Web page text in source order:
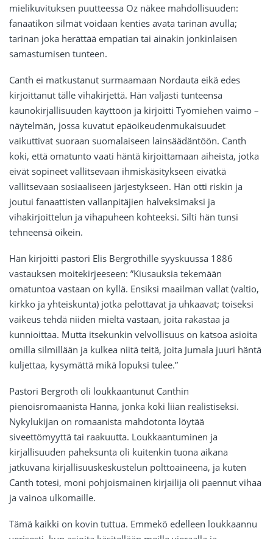
mielikuvituksen puutteessa Oz näkee mahdollisuuden:
fanaatikon silmät voidaan kenties avata tarinan avulla;
tarinan joka herättää empatian tai ainakin jonkinlaisen
samastumisen tunteen.
Canth ei matkustanut surmaamaan Nordauta eikä edes
kirjoittanut tälle vihakirjettä. Hän valjasti tunteensa
kaunokirjallisuuden käyttöön ja kirjoitti Työmiehen vaimo –
näytelmän, jossa kuvatut epäoikeudenmukaisuudet
vaikuttivat suoraan suomalaiseen lainsäädäntöön. Canth
koki, että omatunto vaati häntä kirjoittamaan aiheista, jotka
eivät sopineet vallitsevaan ihmiskäsitykseen eivätkä
vallitsevaan sosiaaliseen järjestykseen. Hän otti riskin ja
joutui fanaattisten vallanpitäjien halveksimaksi ja
vihakirjoittelun ja vihapuheen kohteeksi. Silti hän tunsi
tehneensä oikein.
Hän kirjoitti pastori Elis Bergrothille syyskuussa 1886
vastauksen moitekirjeeseen: ”Kiusauksia tekemään
omatuntoa vastaan on kyllä. Ensiksi maailman vallat (valtio,
kirkko ja yhteiskunta) jotka pelottavat ja uhkaavat; toiseksi
vaikeus tehdä niiden mieltä vastaan, joita rakastaa ja
kunnioittaa. Mutta itsekunkin velvollisuus on katsoa asioita
omilla silmillään ja kulkea niitä teitä, joita Jumala juuri häntä
kuljettaa, kysymättä mikä lopuksi tulee.”
Pastori Bergroth oli loukkaantunut Canthin
pienoisromaanista Hanna, jonka koki liian realistiseksi.
Nykylukijan on romaanista mahdotonta löytää
siveettömyyttä tai raakuutta. Loukkaantuminen ja
kirjallisuuden paheksunta oli kuitenkin tuona aikana
jatkuvana kirjallisuuskeskustelun polttoaineena, ja kuten
Canth totesi, moni pohjoismainen kirjailija oli paennut vihaa
ja vainoa ulkomaille.
Tämä kaikki on kovin tuttua. Emmekö edelleen loukkaannu